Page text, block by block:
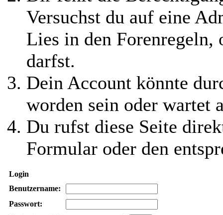
Versuchst du auf eine
Lies in den Forenregeln,
darfst.
Dein Account könnte
worden sein oder wartet
Du rufst diese Seite
Formular oder den
Login
Benutzername:
Passwort: